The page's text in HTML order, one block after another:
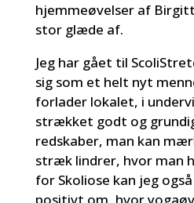
hjemmeøvelser af
stor glæde af.
Jeg har gået til
sig som et helt nyt
forlader lokalet, i
strækket godt og
redskaber, man kan
stræk lindrer, hvor man
for Skoliose kan jeg